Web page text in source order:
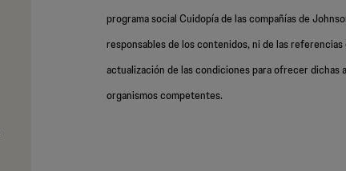
programa social Cuidopía de las compañías de
responsables de los contenidos, ni de las
actualización de las condiciones para ofrecer dichas
organismos competentes.